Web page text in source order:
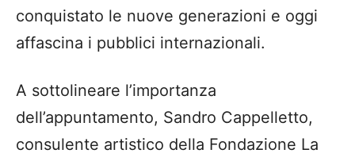
conquistato le nuove generazioni e oggi
affascina i pubblici internazionali.
A sottolineare l’importanza
dell’appuntamento, Sandro Cappelletto,
consulente artistico della Fondazione La